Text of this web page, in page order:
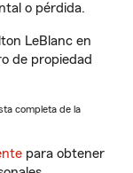
o pérdida.
LeBlanc en
de propiedad
completa de la
para obtener